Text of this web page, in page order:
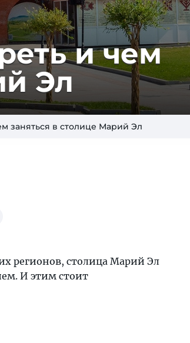
и чем
Эл
заняться в столице Марий Эл
регионов, столица Марий Эл
И этим стоит